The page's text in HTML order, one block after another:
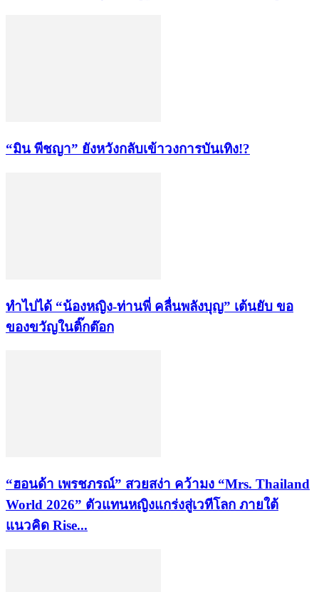
“มิน พีชญา” ยังหวังกลับเข้าวงการบันเทิง!?
ทำไปได้ “น้องหญิง-ท่านพี่ คลื่นพลังบุญ” เต้นยับ ขอ
ของขวัญในติ๊กต๊อก
“ฮอนด้า เพรชภรณ์” สวยสง่า คว้ามง “Mrs. Thailand
World 2026” ตัวแทนหญิงแกร่งสู่เวทีโลก ภายใต้
แนวคิด Rise...